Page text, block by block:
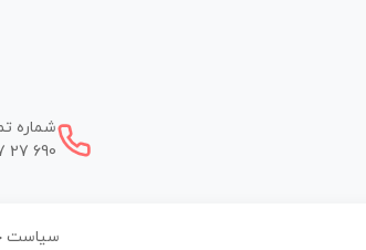
شماره
27 690
سیاست